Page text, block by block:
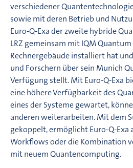
verschiedener
sowie mit deren Betrieb und
Euro-Q-Exa der zweite hybride
LRZ gemeinsam mit IQM
Rechnergebäude installiert hat
und Forschern über sein Munich
Verfügung stellt. Mit Euro-Q-Exa
eine höhere Verfügbarkeit des
eines der Systeme gewartet,
anderen weiterarbeiten. Mit dem
gekoppelt, ermöglicht Euro-Q-Exa
Workflows oder die Kombination
mit neuem Quantencomputing.